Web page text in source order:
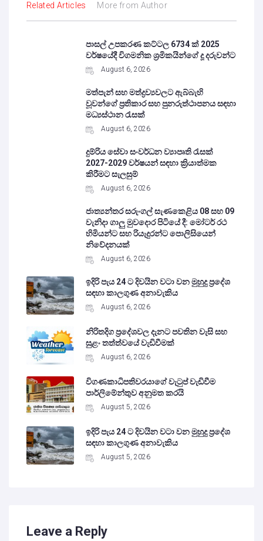
Related Articles More from Author
පාසල් උපකරණ කට්ටල 6734 ක් 2025
වර්ෂයේදී විගමනික ශ්‍රමිකයින්ගේ දූ දරුවන්ට
August 6, 2026
මත්පැන් සහ මත්ද්‍රව්‍යවලට ඇබ්බැහි
වූවන්ගේ ප්‍රතිකාර සහ පුනරුත්ථාපනය සඳහා
මධ්‍යස්ථාන රැසක්
August 6, 2026
දුම්රිය සේවා සංවර්ධන ව්‍යාපෘති රැසක්
2027-2029 වර්ෂයන් සඳහා ක්‍රියාත්මක
කිරීමට සැලසුම්
August 6, 2026
ජාත්‍යන්තර සරුංගල් සැණකෙළිය 08 සහ 09
වැනිදා ගාලු මුවදොර පිටියේ දී: මෝටර් රථ
හිමියන්ට සහ රියැදුරන්ට පොලිසියෙන්
නිවේදනයක්
August 6, 2026
ඉදිරි පැය 24 ට දිවයින වටා වන මුහුදු ප්‍රදේශ
සඳහා කාලගුණ අනාවැකිය
August 6, 2026
නිරිතදිග ප්‍රදේශවල දැනට පවතින වැසි සහ
සුළං තත්ත්වයේ වැඩිවීමක්
August 6, 2026
විගණකාධිපතිවරයාගේ වැටුප් වැඩිවීම
පාර්ලිමේන්තුව අනුමත කරයි
August 5, 2026
ඉදිරි පැය 24 ට දිවයින වටා වන මුහුදු ප්‍රදේශ
සඳහා කාලගුණ අනාවැකිය
August 5, 2026
Leave a Reply